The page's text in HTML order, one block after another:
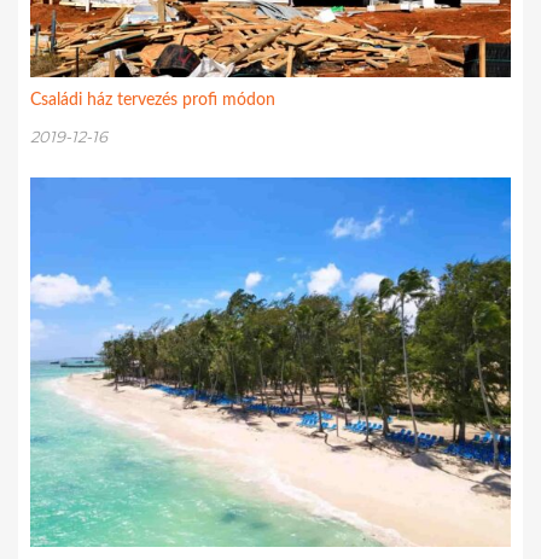
Családi ház tervezés profi módon
2019-12-16